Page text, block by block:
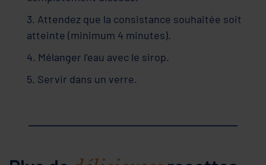
3. Attendez que la consistance souhaitée soit
atteinte (minimum 4 minutes).
4. Mélanger l’eau avec le sirop.
5. Servir dans un verre.